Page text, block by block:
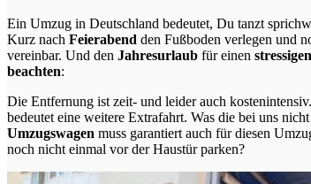
Ein Umzug in Deutschland bedeutet, Du tanzt
Kurz nach Feierabend den Fußboden verlegen und
vereinbar. Und den Jahresurlaub für einen
beachten:
Die Entfernung ist zeit- und leider auch
bedeutet eine weitere Extrafahrt. Was die bei uns
Umzugswagen muss garantiert auch für diesen
noch nicht einmal vor der Haustür parken?